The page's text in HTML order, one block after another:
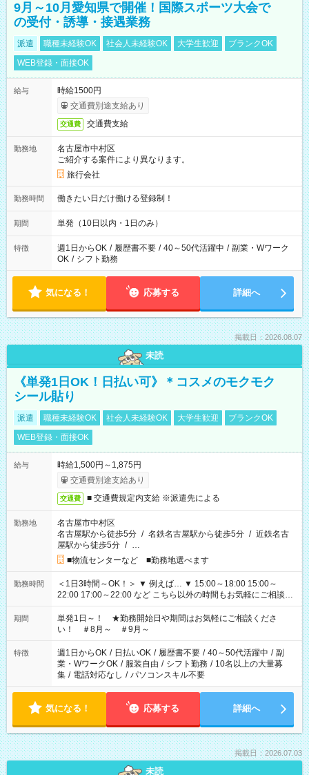
9月～10月愛知県で開催！国際スポーツ大会で
の受付・誘導・接遇業務
派遣 職種未経験OK 社会人未経験OK 大学生歓迎
ブランクOK
WEB登録・面接OK
給与
時給1500円
交通費別途支給あり
交通費 交通費支給
勤務地
名古屋市中村区
ご紹介する案件により異なります。
旅行会社
勤務時間 働きたい日だけ働ける登録制！
期間 単発（10日以内・1日のみ）
特徴 週1日からOK / 履歴書不要 / 40～50代活躍中 / 副業・Wワーク
OK / シフト勤務
気になる！ 応募する 詳細へ
掲載日：2026.08.07
未読
《単発1日OK！日払い可》＊コスメのモクモク
シール貼り
派遣 職種未経験OK 社会人未経験OK 大学生歓迎
ブランクOK
WEB登録・面接OK
給与
時給1,500円～1,875円
交通費別途支給あり
交通費 ■ 交通費規定内支給 ※派遣先による
勤務地
名古屋市中村区
名古屋駅から徒歩5分 / 名鉄名古屋駅から徒歩5分 / 近鉄名古
屋駅から徒歩5分 / …
■物流センターなど ■勤務地選べます
勤務時間
＜1日3時間～OK！＞ ▼ 例えば… ▼ 15:00～18:00 15:00～
22:00 17:00～22:00 など こちら以外の時間もお気軽にご相談く
ださい！
期間
単発1日～！ ★勤務開始日や期間はお気軽にご相談くださ
い！ ＃8月～ ＃9月～
特徴 週1日からOK / 日払いOK / 履歴書不要 / 40～50代活躍中 / 副
業・WワークOK / 服装自由 / シフト勤務 / 10名以上の大量募
集 / 電話対応なし / パソコンスキル不要
気になる！ 応募する 詳細へ
掲載日：2026.07.03
未読